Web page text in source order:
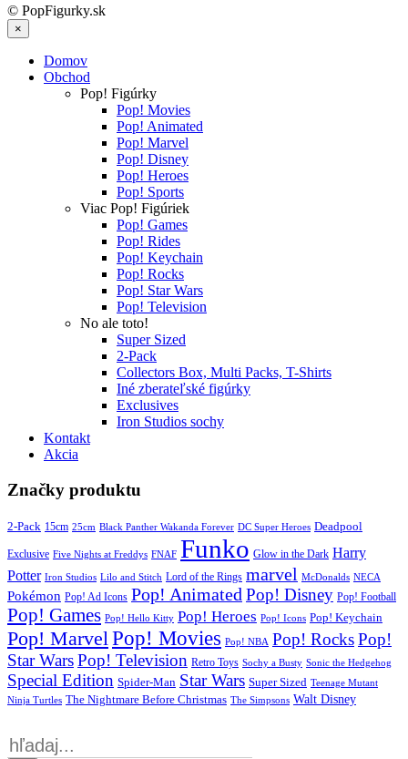
© PopFigurky.sk
×
Domov
Obchod
Pop! Figúrky
Pop! Movies
Pop! Animated
Pop! Marvel
Pop! Disney
Pop! Heroes
Pop! Sports
Viac Pop! Figúriek
Pop! Games
Pop! Rides
Pop! Keychain
Pop! Rocks
Pop! Star Wars
Pop! Television
No ale toto!
Super Sized
2-Pack
Collectors Box, Multi Packs, T-Shirts
Iné zberateľské figúrky
Exclusives
Iron Studios sochy
Kontakt
Akcia
Značky produktu
2-Pack 15cm 25cm Black Panther Wakanda Forever DC Super Heroes Deadpool
Exclusive Five Nights at Freddys FNAF Funko Glow in the Dark Harry
Potter Iron Studios Lilo and Stitch Lord of the Rings marvel McDonalds NECA
Pokémon Pop! Ad Icons Pop! Animated Pop! Disney Pop! Football
Pop! Games Pop! Hello Kitty Pop! Heroes Pop! Icons Pop! Keychain
Pop! Marvel Pop! Movies Pop! NBA Pop! RocksPop!
Star WarsPop! Television Retro Toys Sochy a Busty Sonic the Hedgehog
Special Edition Spider-Man Star Wars Super Sized Teenage Mutant
Ninja Turtles The Nightmare Before Christmas The Simpsons Walt Disney
Products